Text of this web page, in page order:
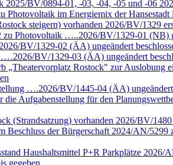
2025/BV/0894-01, -03, -04, -05 und -06
im Energiemix der
steigern) vorhanden 2026/BV/1329
Photovoltaik …..2026/BV/1329-01 (NB)
BV/1329-02 (ÄA) ungeändert
BV/1329-03 (ÄA) ungeändert
Rostock" zur Auslobung
….2026/BV/1445-04 (ÄA) ungeändert
Aufgabenstellung für den
(Strandsatzung) vorhanden 2026/BV/1480
der Bürgerschaft 2024/AN/5299
Haushaltsmittel P+R Parkplätze 2026/